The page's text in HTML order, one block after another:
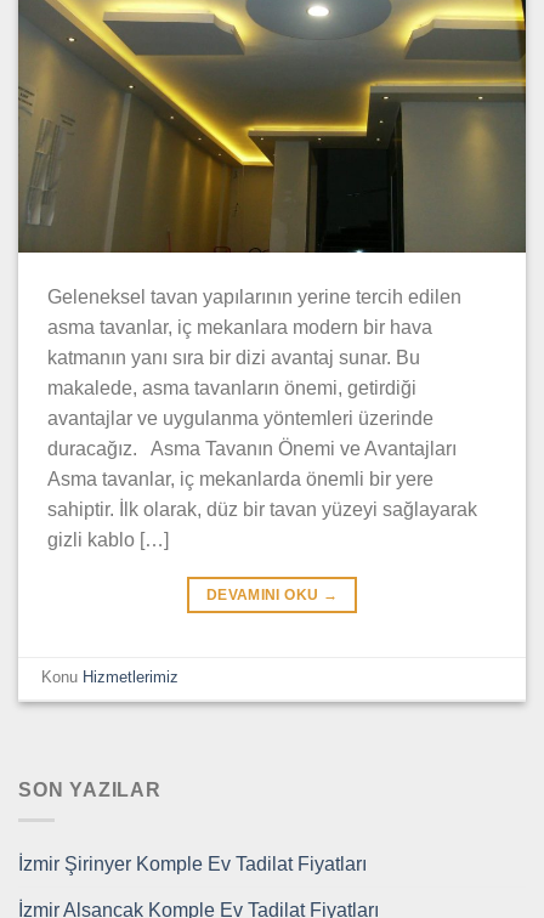
Geleneksel tavan yapılarının yerine tercih edilen
asma tavanlar, iç mekanlara modern bir hava
katmanın yanı sıra bir dizi avantaj sunar. Bu
makalede, asma tavanların önemi, getirdiği
avantajlar ve uygulanma yöntemleri üzerinde
duracağız. Asma Tavanın Önemi ve Avantajları
Asma tavanlar, iç mekanlarda önemli bir yere
sahiptir. İlk olarak, düz bir tavan yüzeyi sağlayarak
gizli kablo […]
DEVAMINI OKU →
Konu Hizmetlerimiz
SON YAZILAR
İzmir Şirinyer Komple Ev Tadilat Fiyatları
İzmir Alsancak Komple Ev Tadilat Fiyatları